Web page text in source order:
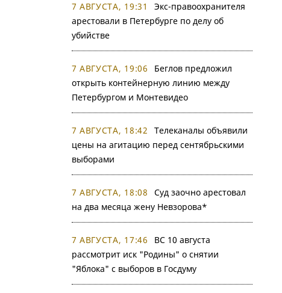
7 АВГУСТА, 19:31
Экс-правоохранителя
арестовали в Петербурге по делу об
убийстве
7 АВГУСТА, 19:06
Беглов предложил
открыть контейнерную линию между
Петербургом и Монтевидео
7 АВГУСТА, 18:42
Телеканалы объявили
цены на агитацию перед сентябрьскими
выборами
7 АВГУСТА, 18:08
Суд заочно арестовал
на два месяца жену Невзорова*
7 АВГУСТА, 17:46
ВС 10 августа
рассмотрит иск "Родины" о снятии
"Яблока" с выборов в Госдуму